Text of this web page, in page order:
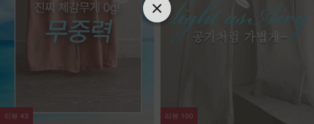
리뷰 43 리뷰 100